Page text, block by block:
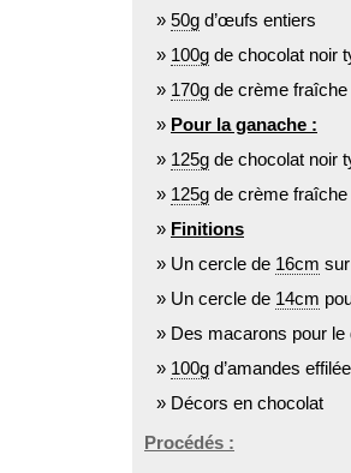
50g d’œufs entiers
100g de chocolat noir
170g de crème fraîche
Pour la ganache :
125g de chocolat noir
125g de crème fraîche
Finitions
Un cercle de 16cm sur
Un cercle de 14cm
Des macarons pour le
100g d’amandes
Décors en chocolat
Procédés :